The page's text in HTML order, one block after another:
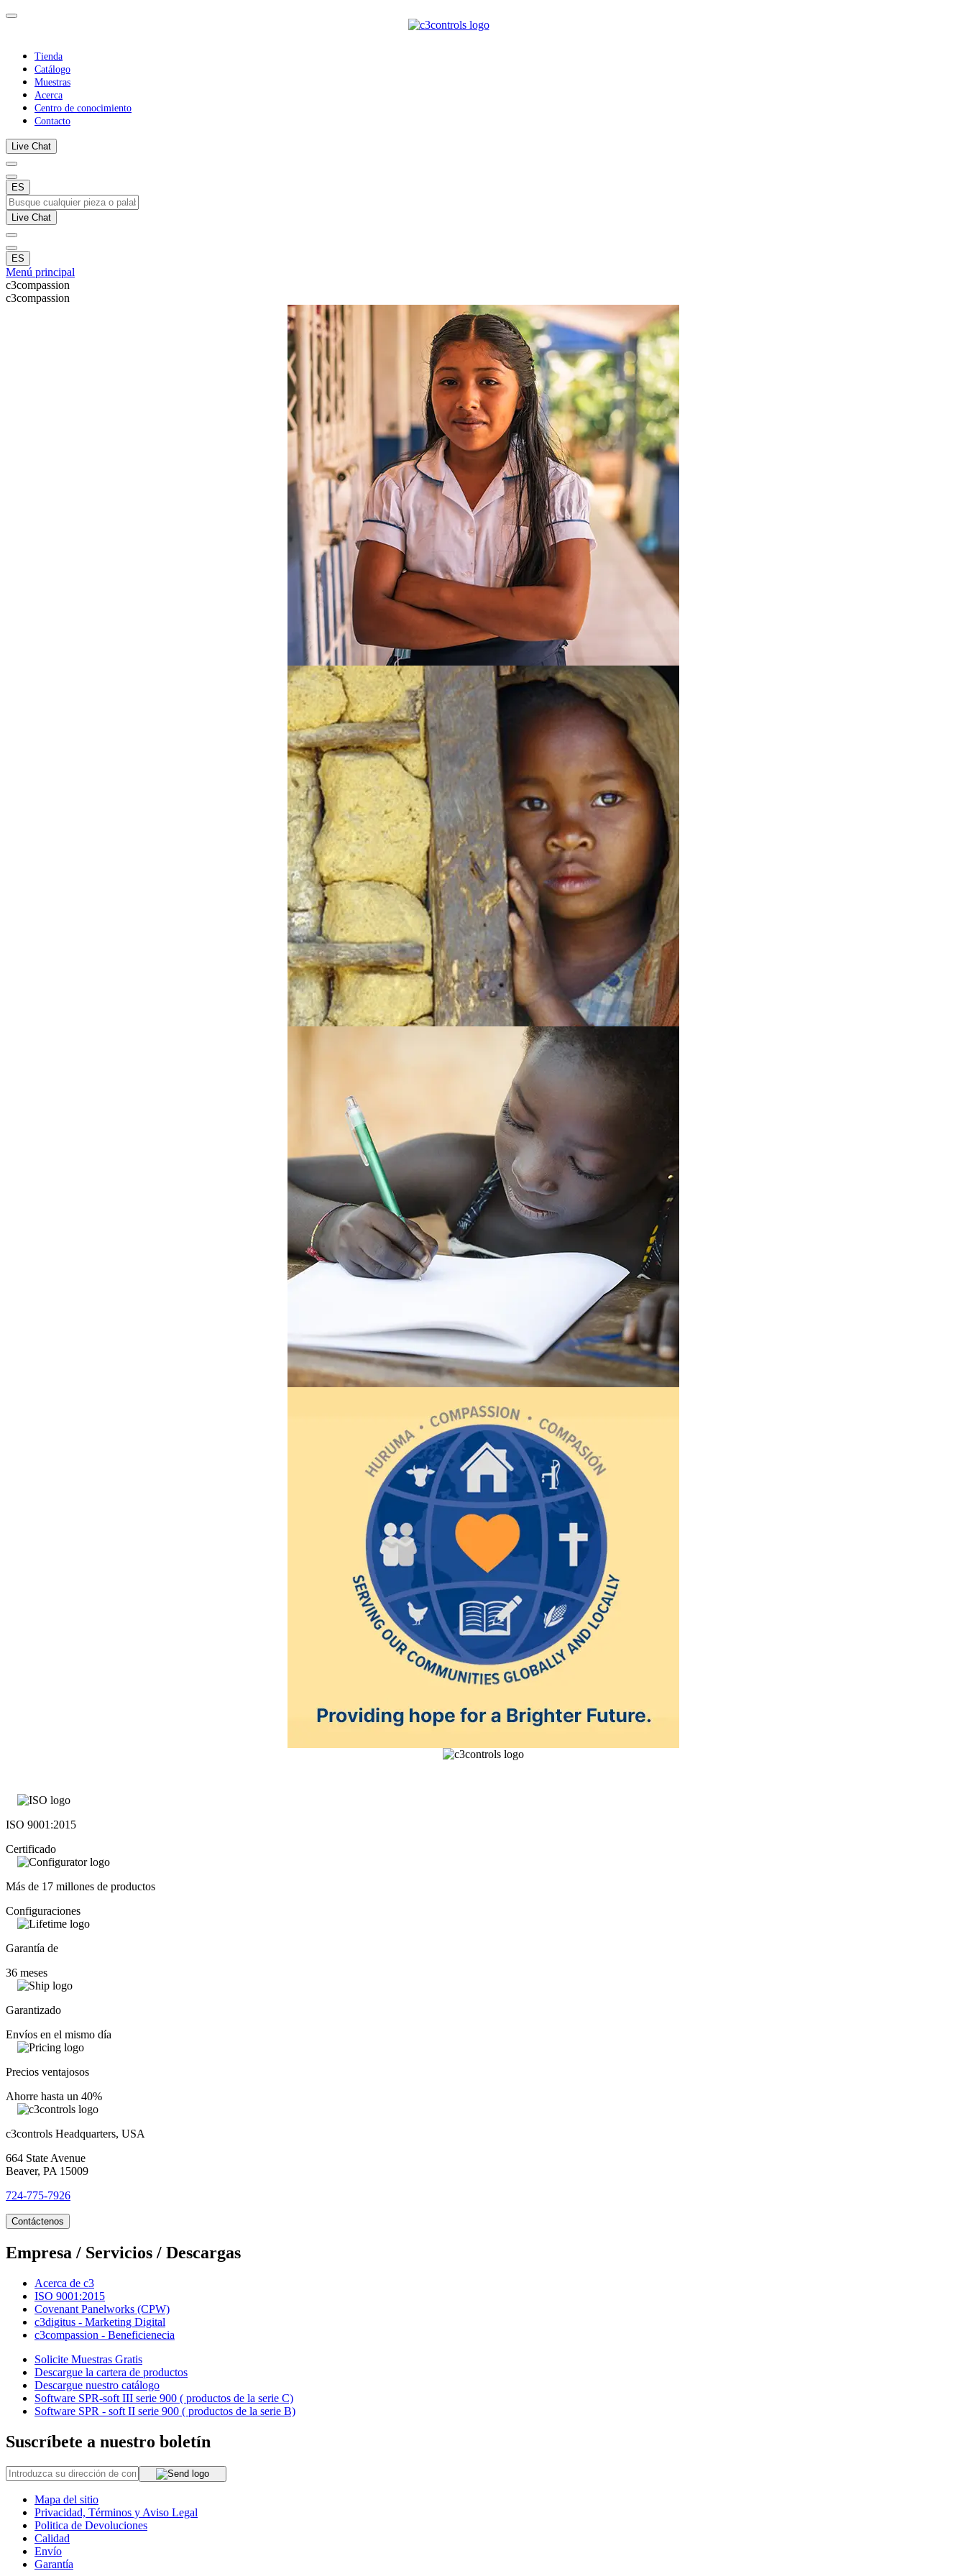
Tienda
Catálogo
Muestras
Acerca
Centro de conocimiento
Contacto
Live Chat
ES
Live Chat
ES
Menú principal
c3compassion
c3compassion
ISO 9001:2015
Certificado
Más de 17 millones de productos
Configuraciones
Garantía de
36 meses
Garantizado
Envíos en el mismo día
Precios ventajosos
Ahorre hasta un 40%
c3controls Headquarters, USA
664 State Avenue
Beaver, PA 15009
724-775-7926
Contáctenos
Empresa / Servicios / Descargas
Acerca de c3
ISO 9001:2015
Covenant Panelworks (CPW)
c3digitus - Marketing Digital
c3compassion - Beneficienecia
Solicite Muestras Gratis
Descargue la cartera de productos
Descargue nuestro catálogo
Software SPR-soft III serie 900 ( productos de la serie C)
Software SPR - soft II serie 900 ( productos de la serie B)
Suscríbete a nuestro boletín
Mapa del sitio
Privacidad, Términos y Aviso Legal
Politica de Devoluciones
Calidad
Envío
Garantía